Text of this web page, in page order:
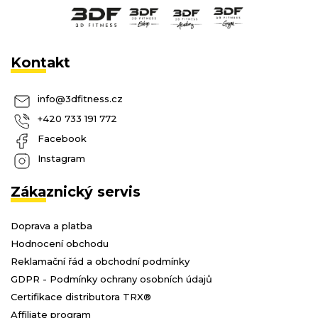
Kontakt
info@3dfitness.cz
+420 733 191 772
Facebook
Instagram
Zákaznický servis
Doprava a platba
Hodnocení obchodu
Reklamační řád a obchodní podmínky
GDPR - Podmínky ochrany osobních údajů
Certifikace distributora TRX®
Affiliate program